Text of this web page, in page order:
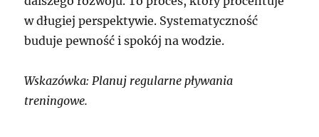
w długiej perspektywie. Systematyczność
buduje pewność i spokój na wodzie.
Wskazówka: Planuj regularne pływania
treningowe.